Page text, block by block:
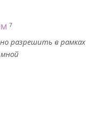
7
разрешить в рамках